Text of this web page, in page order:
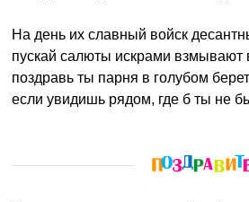
На день их славный войск
пускай салюты искрами взмывают
поздравь ты парня в голубом
если увидишь рядом, где б ты не